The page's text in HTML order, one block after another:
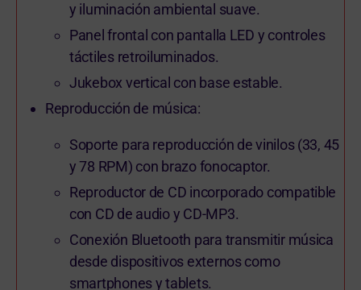
y iluminación ambiental suave.
Panel frontal con pantalla LED y controles
táctiles retroiluminados.
Jukebox vertical con base estable.
Reproducción de música:
Soporte para reproducción de vinilos (33, 45
y 78 RPM) con brazo fonocaptor.
Reproductor de CD incorporado compatible
con CD de audio y CD-MP3.
Conexión Bluetooth para transmitir música
desde dispositivos externos como
smartphones y tablets.